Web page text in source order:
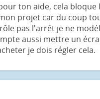
ton aide, cela bloque
projet car du coup
pas l'arrêt je ne
aussi mettre un
je dois régler cela.